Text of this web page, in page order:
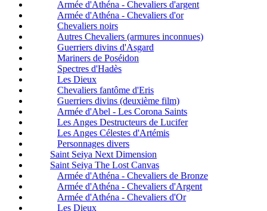
Armée d'Athéna - Chevaliers d'argent
Armée d'Athéna - Chevaliers d'or
Chevaliers noirs
Autres Chevaliers (armures inconnues)
Guerriers divins d'Asgard
Mariners de Poséidon
Spectres d'Hadès
Les Dieux
Chevaliers fantôme d'Eris
Guerriers divins (deuxième film)
Armée d'Abel - Les Corona Saints
Les Anges Destructeurs de Lucifer
Les Anges Célestes d'Artémis
Personnages divers
Saint Seiya Next Dimension
Saint Seiya The Lost Canvas
Armée d'Athéna - Chevaliers de Bronze
Armée d'Athéna - Chevaliers d'Argent
Armée d'Athéna - Chevaliers d'Or
Les Dieux